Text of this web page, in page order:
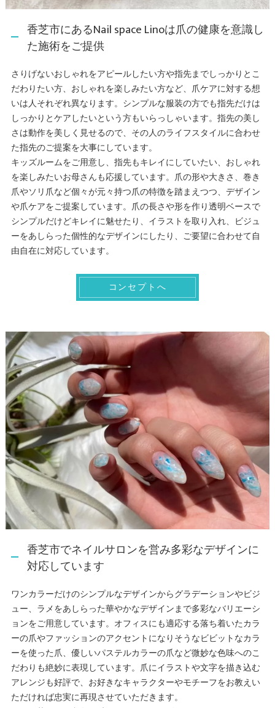
香芝市にあるNail space Linoは爪の健康を意識し
た施術をご提供
さりげないおしゃれをアピールしたい方や指先までしっかりとこ
だわりたい方、おしゃれを楽しみたい方など、爪ケアに対する想
いは人それぞれ異なります。シンプルな服装の方でも指先だけは
しっかりとケアしたいという方もいらっしゃいます。指先の美し
さは動作を美しく見せるので、その人のライフスタイルに合わせ
た指先のご提案を大事にしています。
キッズルームをご用意し、指先もキレイにしていたい、おしゃれ
を楽しみたいお母さんも応援しています。爪の形や大きさ、巻き
爪やソリ爪など個々が元々持つ爪の特徴を踏まえつつ、デザイン
や爪ケアをご提案しています。爪の長さや形を作り透明ベースで
シンプルだけどキレイに魅せたり、イラストを取り入れ、ビジュ
ーをあしらった個性的なデザインにしたり、ご要望に合わせて自
由自在に対応しています。
コンセプトへ
香芝市でネイルサロンを営み多彩なデザインに
対応しています
ワンカラーだけのシンプルなデザインからグラデーションやビジ
ュー、ラメをあしらった華やかなデザインまで多彩なバリエーシ
ョンをご用意しています。オフィスにも適応する落ち着いたカラ
ーの爪やファッションのアクセントになりそうなビビットなカラ
ーを使った爪、優しいパステルカラーの爪など微妙な色味へのこ
だわりも絶妙に表現しています。爪にイラストや文字を描き込む
アレンジも好評で、お好きなキャラクターやモチーフをお教えい
ただければ忠実に再現させていただきます。